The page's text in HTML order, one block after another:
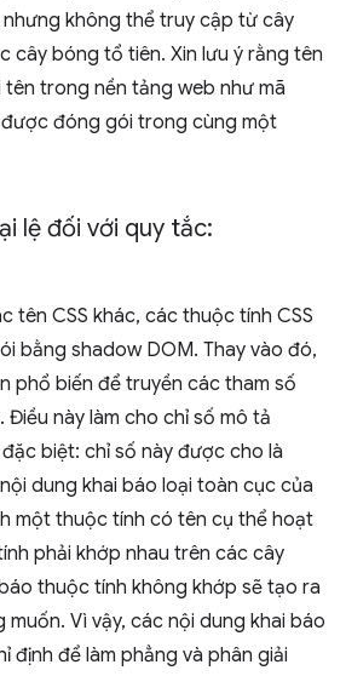
không thể truy cập từ cây
cây bóng tổ tiên. Xin lưu ý rằng tên
trong nền tảng web như mã
đóng gói trong cùng một
lệ đối với quy tắc:
tên CSS khác, các thuộc tính CSS
bằng shadow DOM. Thay vào đó,
phổ biến để truyền các tham số
này làm cho chỉ số mô tả
biệt: chỉ số này được cho là
dung khai báo loại toàn cục của
một thuộc tính có tên cụ thể hoạt
phải khớp nhau trên các cây
thuộc tính không khớp sẽ tạo ra
Vì vậy, các nội dung khai báo
định để làm phẳng và phân giải